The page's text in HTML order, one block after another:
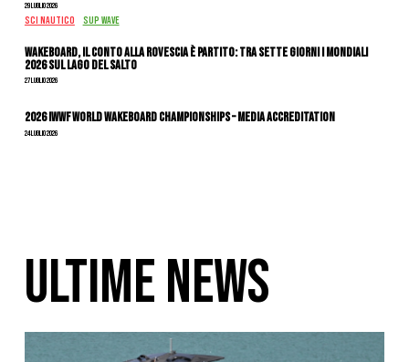
29 Luglio 2026
SCI NAUTICO SUP WAVE
Wakeboard, il conto alla rovescia è partito: tra sette giorni i Mondiali
2026 sul Lago del Salto
27 Luglio 2026
2026 IWWF WORLD WAKEBOARD CHAMPIONSHIPS – MEDIA ACCREDITATION
24 Luglio 2026
ULTIME NEWS